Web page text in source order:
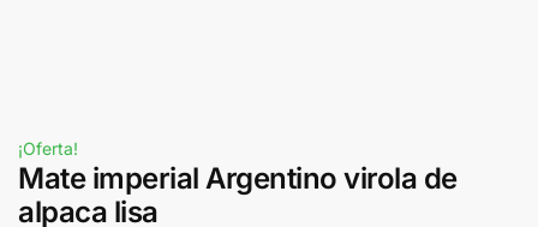
¡Oferta!
Mate imperial Argentino virola de
alpaca lisa